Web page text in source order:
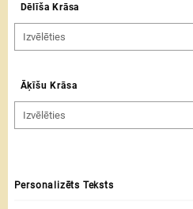
Dēlīša Krāsa
Āķīšu Krāsa
Personalizēts Teksts